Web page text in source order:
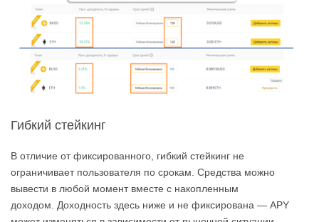
Гибкий стейкинг
В отличие от фиксированного, гибкий стейкинг не
ограничивает пользователя по срокам. Средства можно
вывести в любой момент вместе с накопленным
доходом. Доходность здесь ниже и не фиксирована — APY